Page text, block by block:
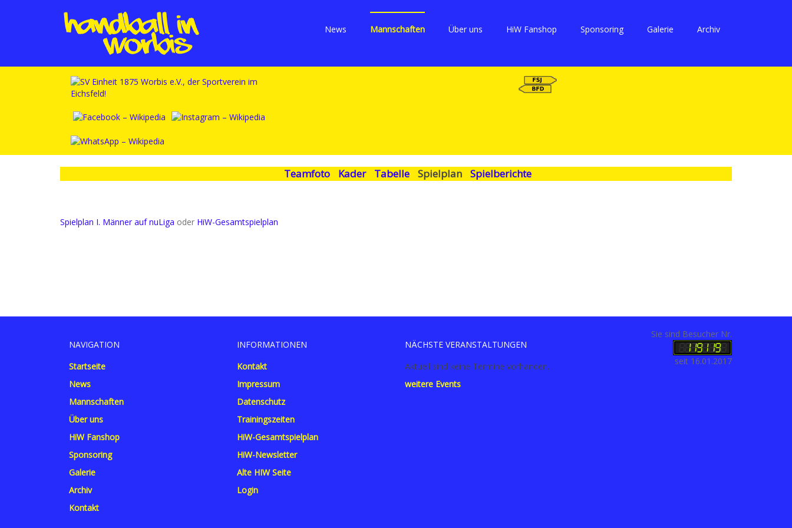
News Mannschaften Über uns HiW Fanshop Sponsoring Galerie Archiv
Teamfoto Kader Tabelle Spielplan Spielberichte
Spielplan I. Männer auf nuLiga oder HiW-Gesamtspielplan
NAVIGATION
Startseite
News
Mannschaften
Über uns
HiW Fanshop
Sponsoring
Galerie
Archiv
Kontakt
INFORMATIONEN
Kontakt
Impressum
Datenschutz
Trainingszeiten
HiW-Gesamtspielplan
HiW-Newsletter
Alte HIW Seite
Login
NÄCHSTE VERANSTALTUNGEN
Aktuell sind keine Termine vorhanden.
weitere Events
Sie sind Besucher Nr.
seit 16.01.2017